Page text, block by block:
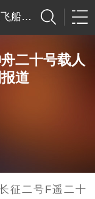
船发射特别报道
二十号载人
道
征二号F遥二十